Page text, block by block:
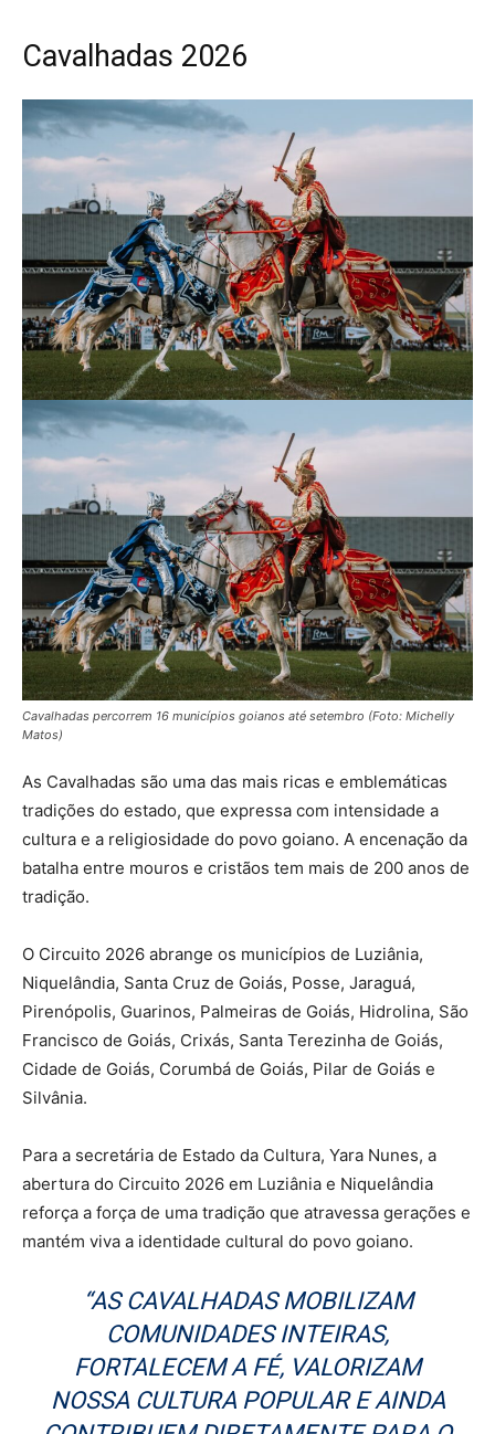
Cavalhadas 2026
Cavalhadas percorrem 16 municípios goianos até setembro (Foto: Michelly
Matos)
As Cavalhadas são uma das mais ricas e emblemáticas
tradições do estado, que expressa com intensidade a
cultura e a religiosidade do povo goiano. A encenação da
batalha entre mouros e cristãos tem mais de 200 anos de
tradição.
O Circuito 2026 abrange os municípios de Luziânia,
Niquelândia, Santa Cruz de Goiás, Posse, Jaraguá,
Pirenópolis, Guarinos, Palmeiras de Goiás, Hidrolina, São
Francisco de Goiás, Crixás, Santa Terezinha de Goiás,
Cidade de Goiás, Corumbá de Goiás, Pilar de Goiás e
Silvânia.
Para a secretária de Estado da Cultura, Yara Nunes, a
abertura do Circuito 2026 em Luziânia e Niquelândia
reforça a força de uma tradição que atravessa gerações e
mantém viva a identidade cultural do povo goiano.
“AS CAVALHADAS MOBILIZAM
COMUNIDADES INTEIRAS,
FORTALECEM A FÉ, VALORIZAM
NOSSA CULTURA POPULAR E AINDA